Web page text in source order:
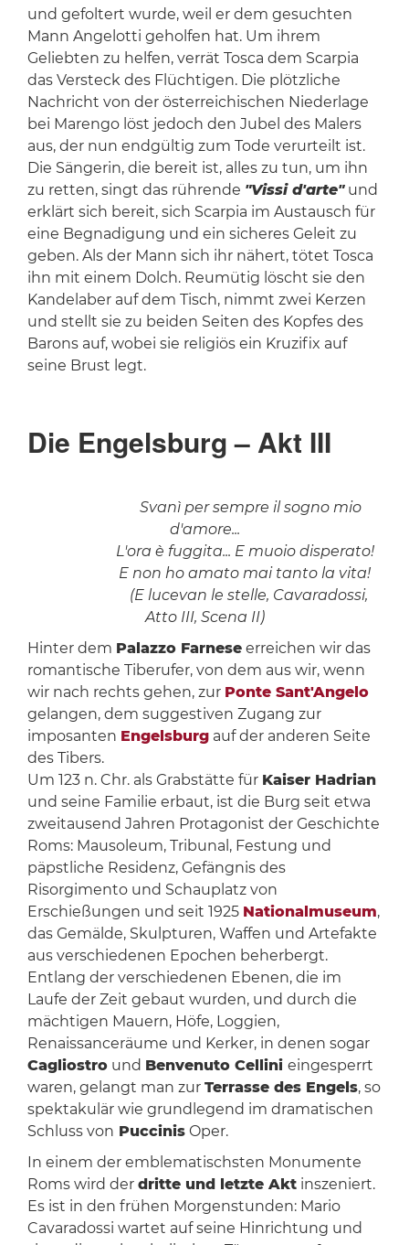
und gefoltert wurde, weil er dem gesuchten
Mann Angelotti geholfen hat. Um ihrem
Geliebten zu helfen, verrät Tosca dem Scarpia
das Versteck des Flüchtigen. Die plötzliche
Nachricht von der österreichischen Niederlage
bei Marengo löst jedoch den Jubel des Malers
aus, der nun endgültig zum Tode verurteilt ist.
Die Sängerin, die bereit ist, alles zu tun, um ihn
zu retten, singt das rührende "Vissi d'arte"und
erklärt sich bereit, sich Scarpia im Austausch für
eine Begnadigung und ein sicheres Geleit zu
geben. Als der Mann sich ihr nähert, tötet Tosca
ihn mit einem Dolch. Reumütig löscht sie den
Kandelaber auf dem Tisch, nimmt zwei Kerzen
und stellt sie zu beiden Seiten des Kopfes des
Barons auf, wobei sie religiös ein Kruzifix auf
seine Brust legt.
Die Engelsburg – Akt III
Svanì per sempre il sogno mio
d'amore...
L'ora è fuggita... E muoio disperato!
E non ho amato mai tanto la vita!
(E lucevan le stelle, Cavaradossi,
Atto III, Scena II)
Hinter dem Palazzo Farneseerreichen wir das
romantische Tiberufer, von dem aus wir, wenn
wir nach rechts gehen, zur Ponte Sant'Angelo
gelangen, dem suggestiven Zugang zur
imposanten Engelsburgauf der anderen Seite
des Tibers.
Um 123 n. Chr. als Grabstätte für Kaiser Hadrian
und seine Familie erbaut, ist die Burg seit etwa
zweitausend Jahren Protagonist der Geschichte
Roms: Mausoleum, Tribunal, Festung und
päpstliche Residenz, Gefängnis des
Risorgimento und Schauplatz von
Erschießungen und seit 1925 Nationalmuseum,
das Gemälde, Skulpturen, Waffen und Artefakte
aus verschiedenen Epochen beherbergt.
Entlang der verschiedenen Ebenen, die im
Laufe der Zeit gebaut wurden, und durch die
mächtigen Mauern, Höfe, Loggien,
Renaissanceräume und Kerker, in denen sogar
Cagliostround Benvenuto Cellini eingesperrt
waren, gelangt man zur Terrasse des Engels, so
spektakulär wie grundlegend im dramatischen
Schluss von PuccinisOper.
In einem der emblematischsten Monumente
Roms wird der dritte und letzte Aktinszeniert.
Es ist in den frühen Morgenstunden: Mario
Cavaradossi wartet auf seine Hinrichtung und